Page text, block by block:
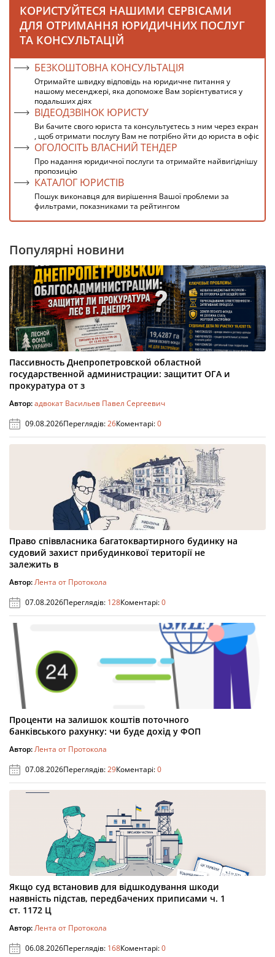
КОРИСТУЙТЕСЯ НАШИМИ СЕРВІСАМИ
ДЛЯ ОТРИМАННЯ ЮРИДИЧНИХ ПОСЛУГ
ТА КОНСУЛЬТАЦІЙ
БЕЗКОШТОВНА КОНСУЛЬТАЦІЯ
Отримайте швидку відповідь на юридичне питання у
нашому месенджері, яка допоможе Вам зорієнтуватися у
подальших діях
ВІДЕОДЗВІНОК ЮРИСТУ
Ви бачите свого юриста та консультуєтесь з ним через екран
, щоб отримати послугу Вам не потрібно йти до юриста в офіс
ОГОЛОСІТЬ ВЛАСНИЙ ТЕНДЕР
Про надання юридичної послуги та отримайте найвигіднішу
пропозицію
КАТАЛОГ ЮРИСТІВ
Пошук виконавця для вирішення Вашої проблеми за
фильтрами, показниками та рейтингом
Популярні новини
Пассивность Днепропетровской областной
государственной администрации: защитит ОГА и
прокуратура от з
Автор:адвокат Васильев Павел Сергеевич
09.08.2026Переглядів:26Коментарі:0
Право співвласника багатоквартирного будинку на
судовий захист прибудинкової території не
залежить в
Автор:Лента от Протокола
07.08.2026Переглядів: 128Коментарі:0
Проценти на залишок коштів поточного
банківського рахунку: чи буде дохід у ФОП
Автор:Лента от Протокола
07.08.2026Переглядів:29Коментарі:0
Якщо суд встановив для відшкодування шкоди
наявність підстав, передбачених приписами ч. 1
ст. 1172 Ц
Автор:Лента от Протокола
06.08.2026Переглядів: 168Коментарі:0